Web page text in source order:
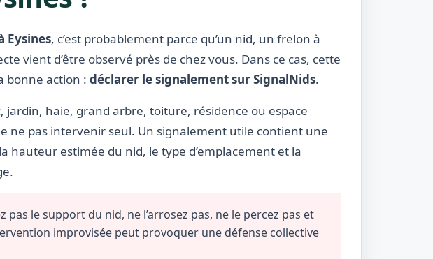
Eysines, c’est probablement parce qu’un nid, un frelon à
vient d’être observé près de chez vous. Dans ce cas, cette
bonne action : déclarer le signalement sur SignalNids.
jardin, haie, grand arbre, toiture, résidence ou espace
ne pas intervenir seul. Un signalement utile contient une
hauteur estimée du nid, le type d’emplacement et la
pas le support du nid, ne l’arrosez pas, ne le percez pas et
improvisée peut provoquer une défense collective